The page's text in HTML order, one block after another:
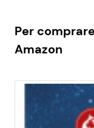
Per
Amazon